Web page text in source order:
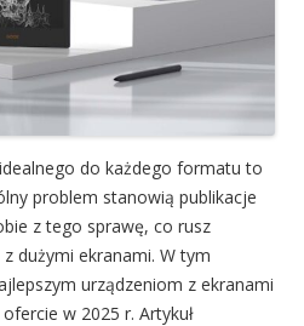
do każdego formatu to
problem stanowią publikacje
z tego sprawę, co rusz
dużymi ekranami. W tym
urządzeniom z ekranami
w 2025 r. Artykuł